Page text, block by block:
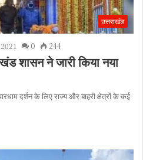
उत्तराखंड
0 244
शासन ने जारी किया नया
दर्शन के लिए राज्य और बाहरी क्षेत्रों के कई